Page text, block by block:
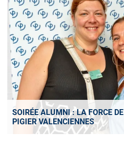
SOIRÉE ALUMNI : LA FORCE
PIGIER VALENCIENNES